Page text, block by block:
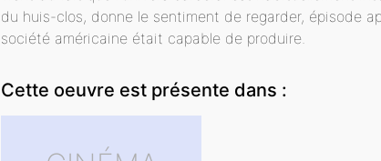
du huis-clos, donne le sentiment de regarder, épisode
société américaine était capable de produire.
Cette oeuvre est présente dans :